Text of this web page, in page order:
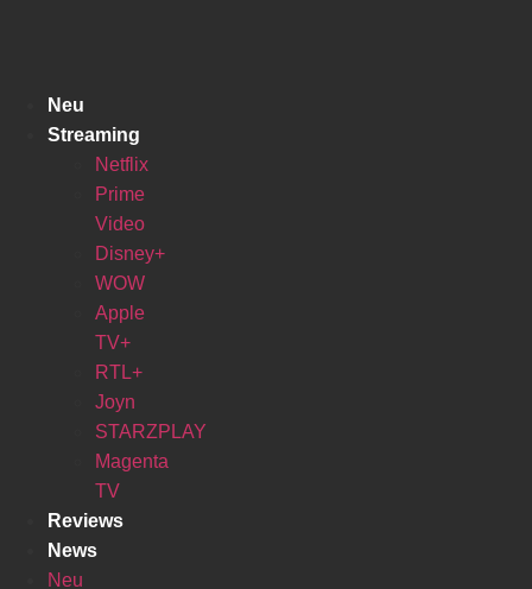
Neu
Streaming
Netflix
Prime
Video
Disney+
WOW
Apple
TV+
RTL+
Joyn
STARZPLAY
Magenta
TV
Reviews
News
Neu